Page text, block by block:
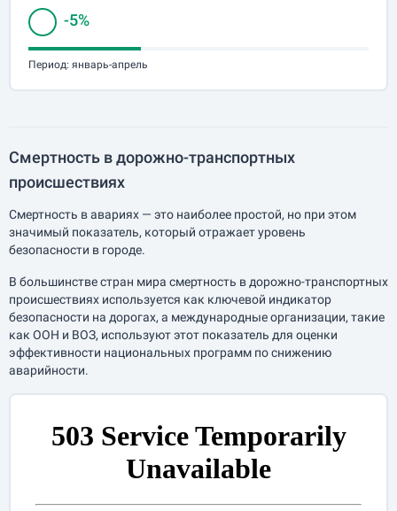
-5%
Период: январь-апрель
Смертность в дорожно-транспортных
происшествиях
Смертность в авариях — это наиболее простой, но при этом
значимый показатель, который отражает уровень
безопасности в городе.
В большинстве стран мира смертность в дорожно-транспортных
происшествиях используется как ключевой индикатор
безопасности на дорогах, а международные организации, такие
как ООН и ВОЗ, используют этот показатель для оценки
эффективности национальных программ по снижению
аварийности.